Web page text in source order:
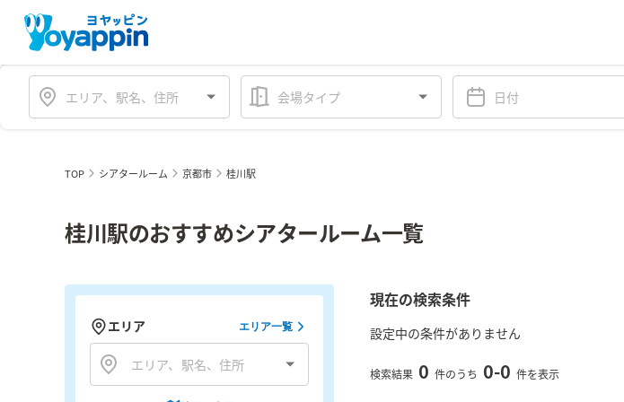
会場タイプ
TOP シアタールーム 京都市 桂川駅
桂川駅のおすすめシアタールーム一覧
現在の検索条件
設定中の条件がありません
検索結果 0 件のうち 0-0 件を表示
エリア エリア一覧